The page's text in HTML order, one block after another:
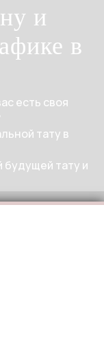
и
в
есть своя
тату в
тату и